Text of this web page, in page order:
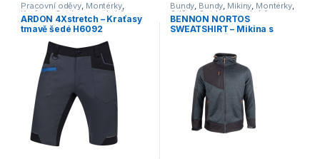
Pracovní oděvy, Montérky,
Kraťasy, Outdoor a volný čas
Oděvy,Kraťasy
ARDON 4Xstretch – Kraťasy
tmavě šedé H6092
Bundy, Bundy, Mikiny, Montérky,
Oděvy,Outdoor a volný čas
Pracovní oděvy
BENNON NORTOS
SWEATSHIRT – Mikina s